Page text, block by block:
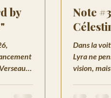
by
Note
Dans la
Lyra ne
vision,